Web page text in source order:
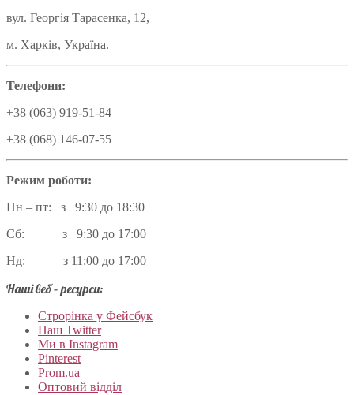
вул. Георгія Тарасенка, 12,
м. Харків, Україна.
Телефони:
+38 (063) 919-51-84
+38 (068) 146-07-55
Режим роботи:
Пн – пт: з 9:30 до 18:30
Сб: з 9:30 до 17:00
Нд: з 11:00 до 17:00
Наші веб – ресурси:
Строрінка у Фейсбук
Наш Twitter
Ми в Instagram
Pinterest
Prom.ua
Оптовий відділ